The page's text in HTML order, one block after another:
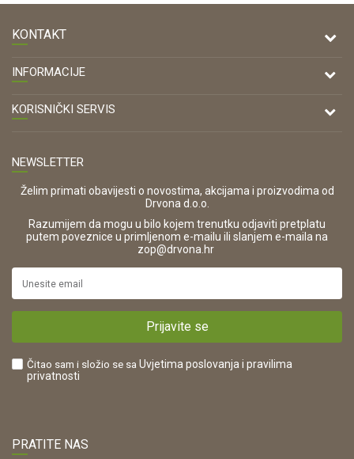
KONTAKT
DRVONA D.O.O.
Antuna Mihanovića 7,
47000 Karlovac
OIB:
42821181683
16280
https://www.drvona.hr/
POREZNI BROJ:
INFORMACIJE
O nama
KORISNIČKI SERVIS
Zaštita privatnosti i osobnih podataka
Korištenje kolačića
Pravo na odustajanje i jednostrani raskid ugovora
Reklamacije
Plaćanje karticama
Što dobivam registracijom?
NEWSLETTER
Želim primati obavijesti o novostima, akcijama i proizvodima od
Drvona d.o.o.
Razumijem da mogu u bilo kojem trenutku odjaviti pretplatu
putem poveznice u primljenom e-mailu ili slanjem e-maila na
zop@drvona.hr
Prijavite se
Čitao sam i složio se sa Uvjetima poslovanja i pravilima
privatnosti
PRATITE NAS